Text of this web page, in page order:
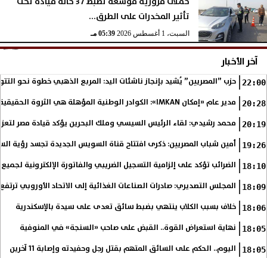
تأثير المخدرات على الطرق...
السبت، 1 أغسطس 2026 05:39 مـ
آخر الأخبار
22:00 حزب ”المصريين” يُشيد بإنجاز ناشئات اليد: المربع الذهبي خطوة نحو
20:28 مدير عام «إمكان IMKAN»: الكوادر الوطنية المؤهلة هي الثروة الحقيقية لمستقبل التنمية في مصر
20:19 محمد رشيدي: لقاء الرئيس السيسي وملك البحرين يؤكد قيادة مصر
19:26 أمين شباب المصريين: ذكرى افتتاح قناة السويس الجديدة تجسد رؤية
18:10 الضرائب تؤكد على إلزامية التسجيل الضريبي والفاتورة الإلكترونية
18:09 المجلس التصديري: صادرات الصناعات الغذائية إلى الاتحاد الأوروبي ترتفع 15.4% خلال النصف الأول من
18:06 خلاف بسبب الكلاب ينتهي بضبط سائق تعدى على سيدة بالإسكندرية
18:05 نهاية استعراض القوة.. القبض على صاحب «السنجة» في المنوفية
18:05 اليوم.. الحكم على السائق المتهم بقتل رجل وحفيدته وإصابة 11 آخرين